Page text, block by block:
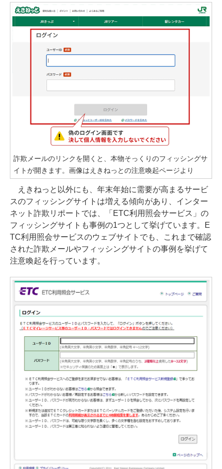
詐欺メールのリンクを開くと、本物そっくりのフィッシングサ
イトが開きます。画像はえきねっとの注意喚起ページより
えきねっと以外にも、年末年始に需要が高まるサービ
スのフィッシングサイトは増える傾向があり、インター
ネット詐欺リポートでは、「ETC利用照会サービス」の
フィッシングサイトも事例の1つとして挙げています。E
TC利用照会サービスのウェブサイトでも、これまで確認
された詐欺メールやフィッシングサイトの事例を挙げて
注意喚起を行っています。